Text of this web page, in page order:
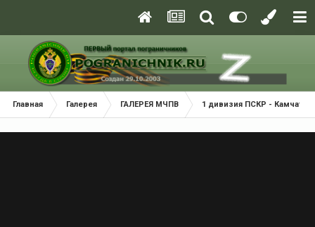
Главная Галерея ГАЛЕРЕЯ МЧПВ 1 дивизия ПСКР - Камчатка